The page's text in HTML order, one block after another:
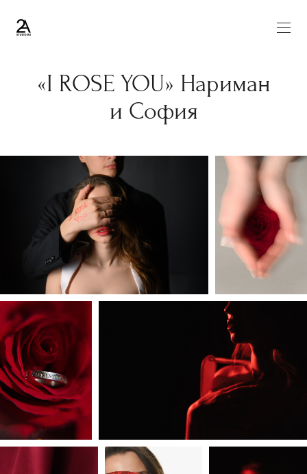
«I ROSE YOU» Нариман
и София